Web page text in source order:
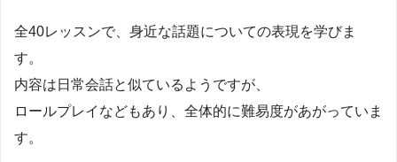
全40レッスンで、身近な話題についての表現を学びま
す。
内容は日常会話と似ているようですが、
ロールプレイなどもあり、全体的に難易度があがっていま
す。